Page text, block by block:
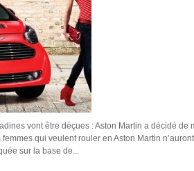
vont être déçues : Aston Martin a décidé de
qui veulent rouler en Aston Martin
sur la base de...